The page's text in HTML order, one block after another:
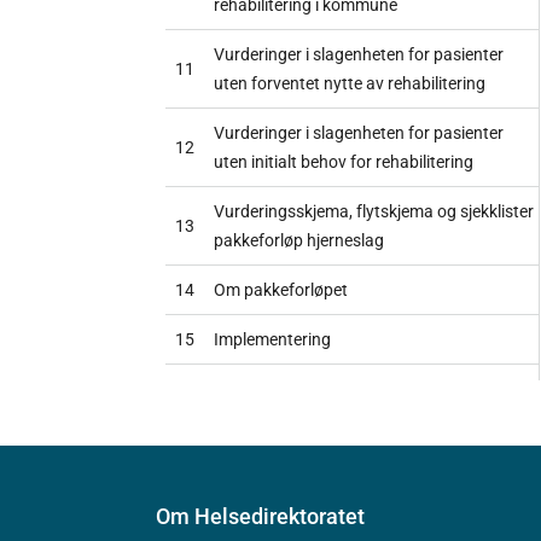
rehabilitering i kommune
11
Vurderinger i slagenheten for pasienter
uten forventet nytte av rehabilitering
12
Vurderinger i slagenheten for pasienter
uten initialt behov for rehabilitering
13
Vurderingsskjema, flytskjema og sjekklister
pakkeforløp hjerneslag
14 Om pakkeforløpet
15 Implementering
Om Helsedirektoratet